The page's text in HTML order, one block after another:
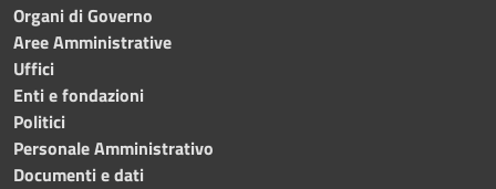
Organi di Governo
Aree Amministrative
Uffici
Enti e fondazioni
Politici
Personale Amministrativo
Documenti e dati